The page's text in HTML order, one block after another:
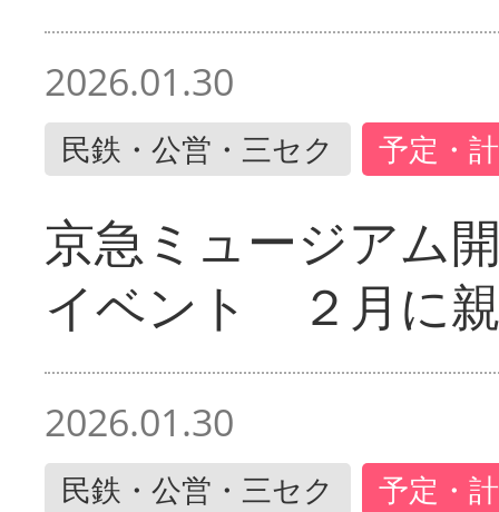
2026.01.30
民鉄・公営・三セク 予定・
京急ミュージアム
イベント ２月に
2026.01.30
民鉄・公営・三セク 予定・